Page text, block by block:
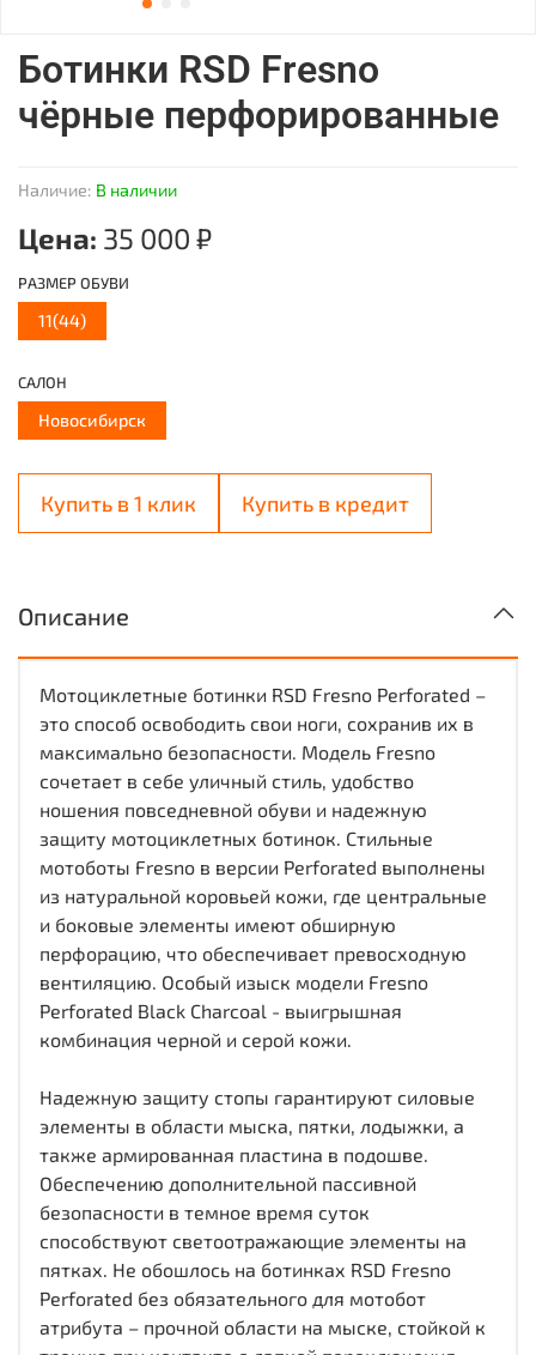
Наличие: В наличии
Ботинки RSD Fresno
чёрные перфорированные
Цена: 35 000 ₽
Купить в 1 клик Купить в кредит
РАЗМЕР ОБУВИ
11(44)
САЛОН
Новосибирск
Описание
Мотоциклетные ботинки RSD Fresno Perforated –
это способ освободить свои ноги, сохранив их в
максимально безопасности. Модель Fresno
сочетает в себе уличный стиль, удобство
ношения повседневной обуви и надежную
защиту мотоциклетных ботинок. Стильные
мотоботы Fresno в версии Perforated выполнены
из натуральной коровьей кожи, где центральные
и боковые элементы имеют обширную
перфорацию, что обеспечивает превосходную
вентиляцию. Особый изыск модели Fresno
Perforated Black Charcoal - выигрышная
комбинация черной и серой кожи.
Надежную защиту стопы гарантируют силовые
элементы в области мыска, пятки, лодыжки, а
также армированная пластина в подошве.
Обеспечению дополнительной пассивной
безопасности в темное время суток
способствуют светоотражающие элементы на
пятках. Не обошлось на ботинках RSD Fresno
Perforated без обязательного для мотобот
атрибута – прочной области на мыске, стойкой к